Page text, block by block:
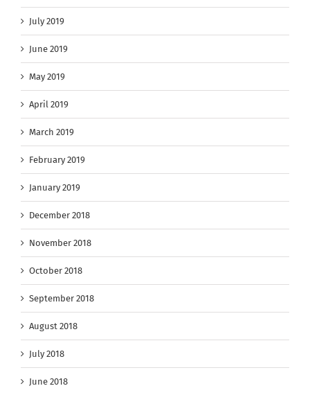
July 2019
June 2019
May 2019
April 2019
March 2019
February 2019
January 2019
December 2018
November 2018
October 2018
September 2018
August 2018
July 2018
June 2018